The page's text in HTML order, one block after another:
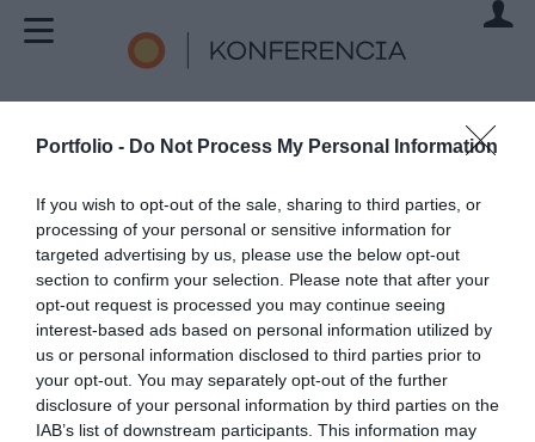
Portfolio - Do Not Process My Personal Information
If you wish to opt-out of the sale, sharing to third parties, or
processing of your personal or sensitive information for
targeted advertising by us, please use the below opt-out
section to confirm your selection. Please note that after your
opt-out request is processed you may continue seeing
interest-based ads based on personal information utilized by
us or personal information disclosed to third parties prior to
your opt-out. You may separately opt-out of the further
disclosure of your personal information by third parties on the
IAB’s list of downstream participants. This information may
Bejelentkezés(1/5)
Jelentkezés a
rendezvényre
WOOD & CO. INVESTOR DAY 2026
2026. SZEPTEMBER 9.
Kérjük, adja meg e-mail címét.